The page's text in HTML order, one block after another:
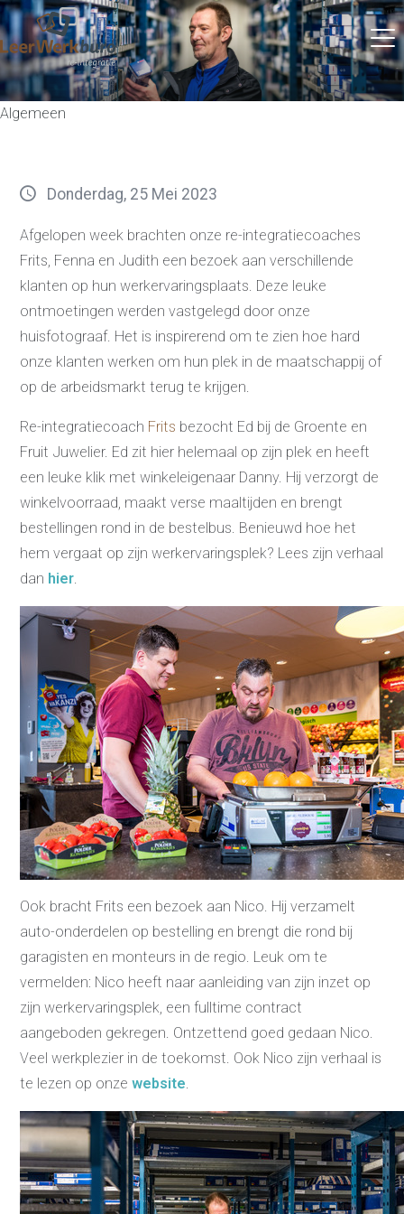
Re-integratie
Modulaire dienstverlening
WerkFit maken re-integratie
WerkFit in combinatie met
Budgetcoaching
Algemeen
Donderdag, 25 Mei 2023
Afgelopen week brachten onze re-integratiecoaches
Frits, Fenna en Judith een bezoek aan verschillende
klanten op hun werkervaringsplaats. Deze leuke
ontmoetingen werden vastgelegd door onze
huisfotograaf. Het is inspirerend om te zien hoe hard
onze klanten werken om hun plek in de maatschappij of
op de arbeidsmarkt terug te krijgen.
Re-integratiecoach Frits bezocht Ed bij de Groente en
Fruit Juwelier. Ed zit hier helemaal op zijn plek en heeft
een leuke klik met winkeleigenaar Danny. Hij verzorgt de
winkelvoorraad, maakt verse maaltijden en brengt
bestellingen rond in de bestelbus. Benieuwd hoe het
hem vergaat op zijn werkervaringsplek? Lees zijn verhaal
dan hier.
Ook bracht Frits een bezoek aan Nico. Hij verzamelt
auto-onderdelen op bestelling en brengt die rond bij
garagisten en monteurs in de regio. Leuk om te
vermelden: Nico heeft naar aanleiding van zijn inzet op
zijn werkervaringsplek, een fulltime contract
aangeboden gekregen. Ontzettend goed gedaan Nico.
Veel werkplezier in de toekomst. Ook Nico zijn verhaal is
te lezen op onzewebsite.